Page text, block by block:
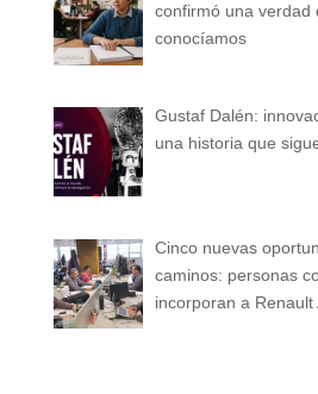
confirmó una verdad
conocíamos
Gustaf Dalén:
una historia que
Cinco nuevas
caminos: personas
incorporan a Renault